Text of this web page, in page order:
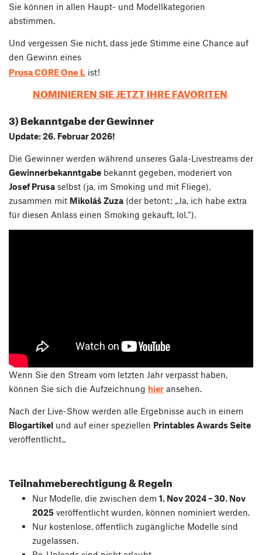
Sie können in allen Haupt- und Modellkategorien
abstimmen.
Und vergessen Sie nicht, dass jede Stimme eine Chance auf
den Gewinn eines
Prusa CORE One L ist!
NOMINIEREN SIE JETZT IHRE FAVORITEN
3) Bekanntgabe der Gewinner
Update: 26. Februar 2026!
Die Gewinner werden während unseres Gala-Livestreams der
Gewinnerbekanntgabe bekannt gegeben, moderiert von
Josef Prusa selbst (ja, im Smoking und mit Fliege),
zusammen mit Mikoláš Zuza (der betont: „Ja, ich habe extra
für diesen Anlass einen Smoking gekauft, lol.“).
Wenn Sie den Stream vom letzten Jahr verpasst haben,
können Sie sich die Aufzeichnung hier ansehen.
Nach der Live-Show werden alle Ergebnisse auch in einem
Blogartikel und auf einer speziellen Printables Awards Seite
veröffentlicht..
Teilnahmeberechtigung & Regeln
Nur Modelle, die zwischen dem 1. Nov 2024 – 30. Nov
2025 veröffentlicht wurden, können nominiert werden.
Nur kostenlose, öffentlich zugängliche Modelle sind
zugelassen.